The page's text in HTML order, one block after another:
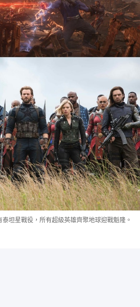
泰坦星戰役，所有超級英雄齊聚地球迎戰魁隆。